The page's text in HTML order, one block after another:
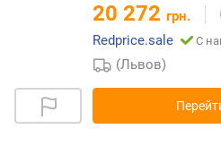
20 272 грн.
Redprice.sale
С
(Львов)